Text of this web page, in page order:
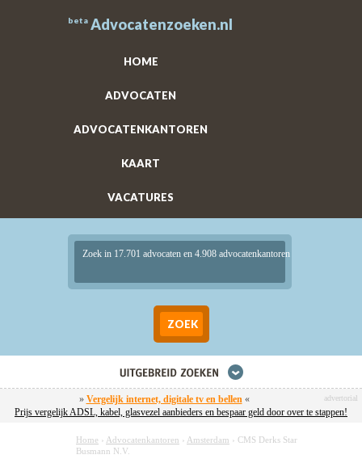
beta Advocatenzoeken.nl
HOME
ADVOCATEN
ADVOCATENKANTOREN
KAART
VACATURES
Zoek in 17.701 advocaten en 4.908 advocatenkantoren
» Vergelijk internet, digitale tv en bellen« advertorial
Prijs vergelijk ADSL, kabel, glasvezel aanbieders en bespaar geld door over te stappen!
Home › Advocatenkantoren › Amsterdam › CMS Derks Star
Busmann N.V.